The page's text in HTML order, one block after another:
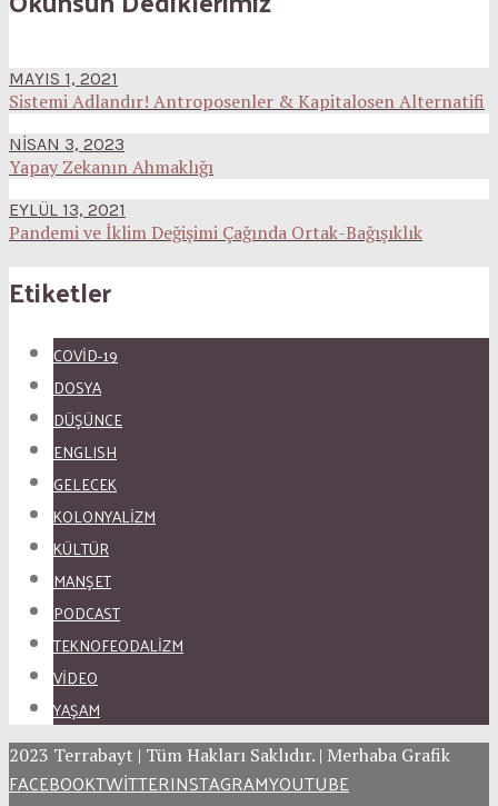
MAYIS 1, 2021
Sistemi Adlandır! Antroposenler & Kapitalosen Alternatifi
NISAN 3, 2023
Yapay Zekanın Ahmaklığı
EYLÜL 13, 2021
Pandemi ve İklim Değişimi Çağında Ortak-Bağışıklık
Etiketler
COVID-19
DOSYA
DÜŞÜNCE
ENGLISH
GELECEK
KOLONYALİZM
KÜLTÜR
MANŞET
PODCAST
TEKNOFEODALİZM
VİDEO
YAŞAM
2023 Terrabayt | Tüm Hakları Saklıdır. | Merhaba Grafik
FACEBOOKTWITTERINSTAGRAMYOUTUBE